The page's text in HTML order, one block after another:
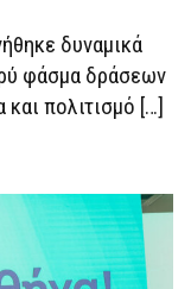
δυναμικά
φάσμα δράσεων
πολιτισμό […]